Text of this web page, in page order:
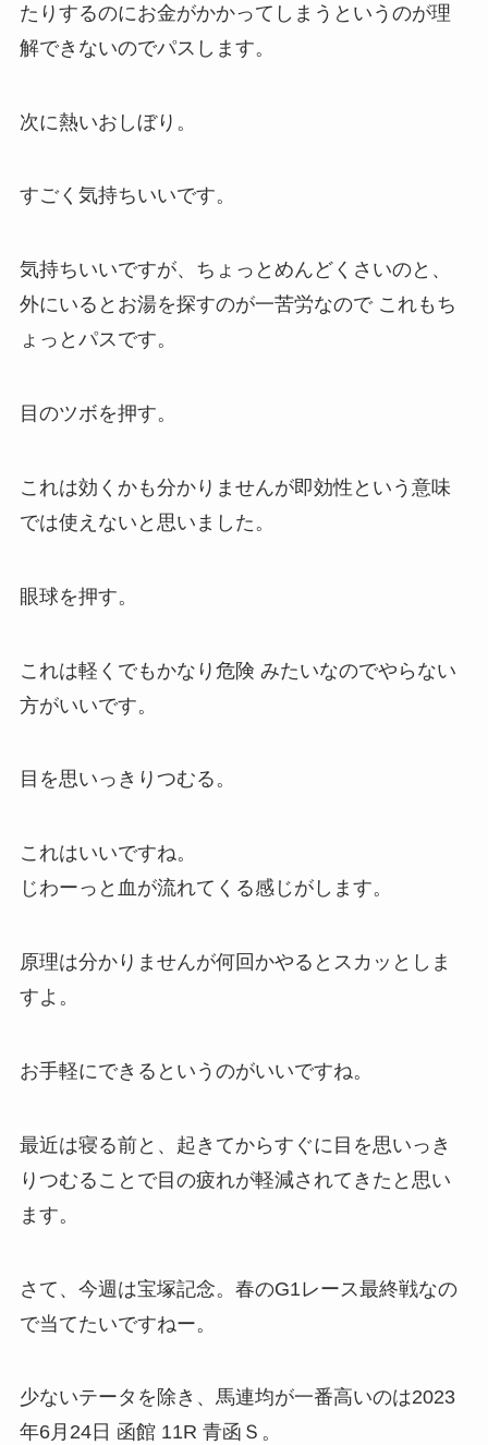
たりするのにお金がかかってしまうというのが理
解できないのでパスします。
次に熱いおしぼり。
すごく気持ちいいです。
気持ちいいですが、ちょっとめんどくさいのと、
外にいるとお湯を探すのが一苦労なので これもち
ょっとパスです。
目のツボを押す。
これは効くかも分かりませんが即効性という意味
では使えないと思いました。
眼球を押す。
これは軽くでもかなり危険 みたいなのでやらない
方がいいです。
目を思いっきりつむる。
これはいいですね。
じわーっと血が流れてくる感じがします。
原理は分かりませんが何回かやるとスカッとしま
すよ。
お手軽にできるというのがいいですね。
最近は寝る前と、起きてからすぐに目を思いっき
りつむることで目の疲れが軽減されてきたと思い
ます。
さて、今週は宝塚記念。春のG1レース最終戦なの
で当てたいですねー。
少ないテータを除き、馬連均が一番高いのは2023
年6月24日 函館 11R 青函Ｓ。